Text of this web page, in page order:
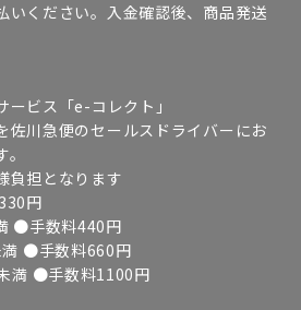
いください。入金確認後、商品発送
ビス「e-コレクト」
佐川急便のセールスドライバーにお
負担となります
円
●手数料440円
●手数料660円
満 ●手数料1100円